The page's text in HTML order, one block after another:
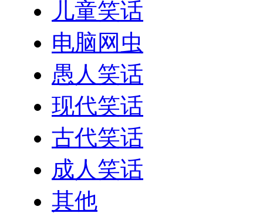
儿童笑话
电脑网虫
愚人笑话
现代笑话
古代笑话
成人笑话
其他